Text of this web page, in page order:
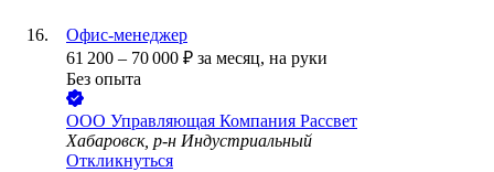
Офис-менеджер
61 200 – 70 000 ₽ за месяц, на руки
Без опыта
ООО Управляющая Компания Рассвет
Хабаровск, р-н Индустриальный
Откликнуться